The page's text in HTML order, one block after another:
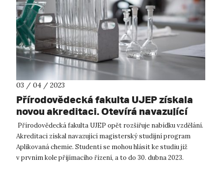
03 / 04 / 2023
Přírodovědecká fakulta UJEP získala
novou akreditaci. Otevírá navazující
magisterský program Aplikovaná
chemie
Přírodovědecká fakulta UJEP opět rozšiřuje nabídku vzdělání.
Akreditaci získal navazující magisterský studijní program
Aplikovaná chemie. Studenti se mohou hlásit ke studiu již
v prvním kole přijímacího řízení, a to do 30. dubna 2023.